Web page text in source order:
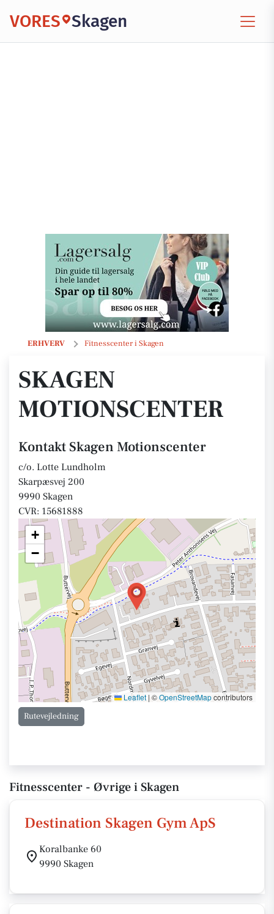
VORES Skagen
ERHVERV Fitnesscenter i Skagen
Skagen Motionscenter
SKAGEN
MOTIONSCENTER
Kontakt Skagen Motionscenter
c/o. Lotte Lundholm
Skarpæsvej 200
9990 Skagen
CVR: 15681888
+
−
Leaflet | ©OpenStreetMapcontributors
Rutevejledning
Fitnesscenter - Øvrige i Skagen
Destination Skagen Gym ApS
Koralbanke 60
9990 Skagen